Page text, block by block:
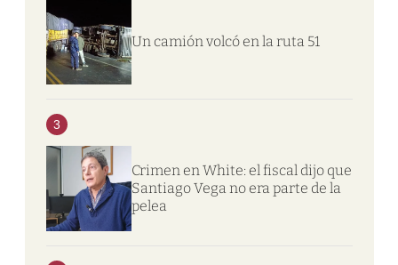
Un camión volcó en la ruta 51
3
Crimen en White: el fiscal dijo que
Santiago Vega no era parte de la
pelea